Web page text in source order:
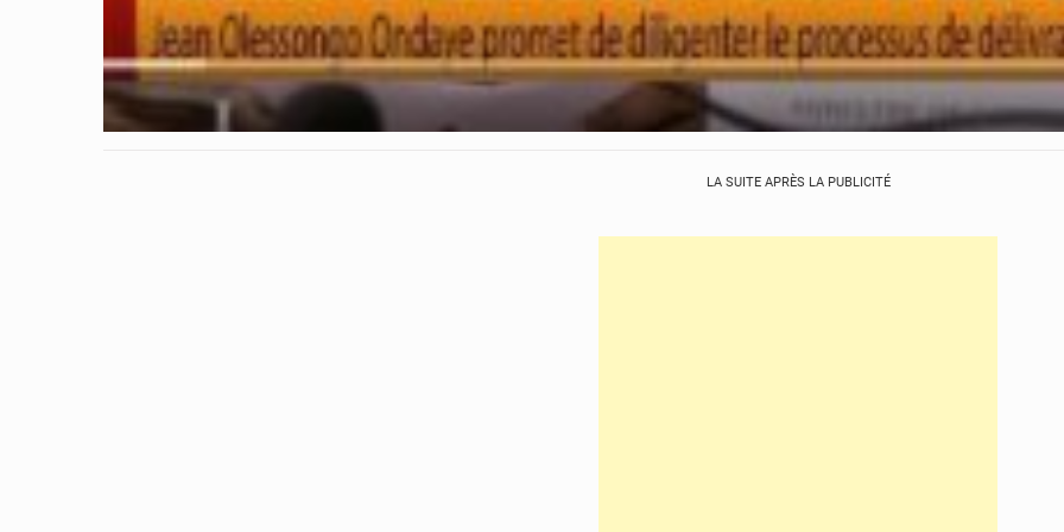
LA SUITE APRÈS LA PUBLICITÉ